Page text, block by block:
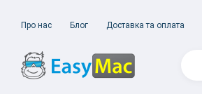
Про нас Блог Доставка та оплата